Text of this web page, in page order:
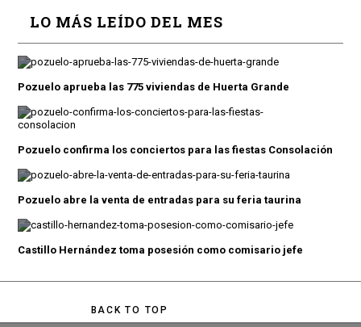
LO MÁS LEÍDO DEL MES
Pozuelo aprueba las 775 viviendas de Huerta Grande
Pozuelo confirma los conciertos para las fiestas Consolación
Pozuelo abre la venta de entradas para su feria taurina
Castillo Hernández toma posesión como comisario jefe
BACK TO TOP